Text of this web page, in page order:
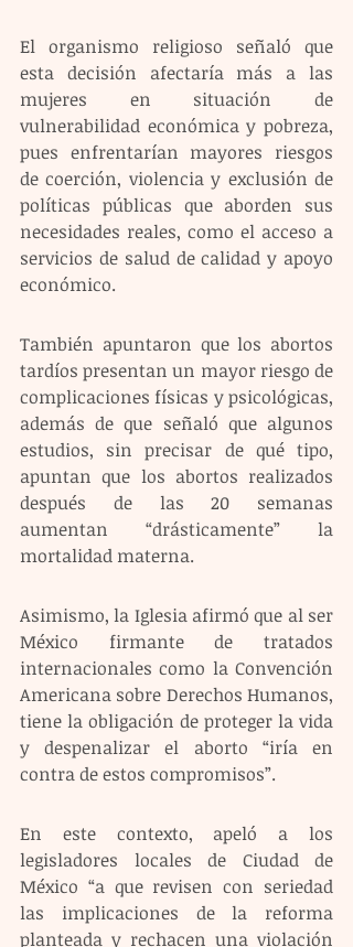
El organismo religioso señaló que
esta decisión afectaría más a las
mujeres en situación de
vulnerabilidad económica y pobreza,
pues enfrentarían mayores riesgos
de coerción, violencia y exclusión de
políticas públicas que aborden sus
necesidades reales, como el acceso a
servicios de salud de calidad y apoyo
económico.
También apuntaron que los abortos
tardíos presentan un mayor riesgo de
complicaciones físicas y psicológicas,
además de que señaló que algunos
estudios, sin precisar de qué tipo,
apuntan que los abortos realizados
después de las 20 semanas
aumentan “drásticamente” la
mortalidad materna.
Asimismo, la Iglesia afirmó que al ser
México firmante de tratados
internacionales como la Convención
Americana sobre Derechos Humanos,
tiene la obligación de proteger la vida
y despenalizar el aborto “iría en
contra de estos compromisos”.
En este contexto, apeló a los
legisladores locales de Ciudad de
México “a que revisen con seriedad
las implicaciones de la reforma
planteada y rechacen una violación